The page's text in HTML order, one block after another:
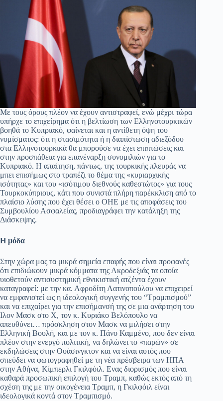
Με τους όρους πλέον να έχουν αντιστραφεί, ενώ μέχρι τώρα
υπήρχε το επιχείρημα ότι η βελτίωση των Ελληνοτουρκικών
βοηθά το Κυπριακό, φαίνεται και η αντίθετη όψη του
νομίσματος: ότι η στασιμότητα ή η διαπίστωση αδιεξόδου
στα Ελληνοτουρκικά θα μπορούσε να έχει επιπτώσεις και
στην προσπάθεια για επανέναρξη συνομιλιών για το
Κυπριακό. Η απαίτηση, πάντως, της τουρκικής πλευράς να
μπει επισήμως στο τραπέζι το θέμα της «κυριαρχικής
ισότητας» και του «ισότιμου διεθνούς καθεστώτος» για τους
Τουρκοκύπριους, κάτι που συνιστά πλήρη παρέκκλιση από το
πλαίσιο λύσης που έχει θέσει ο ΟΗΕ με τις αποφάσεις του
Συμβουλίου Ασφαλείας, προδιαγράφει την κατάληξη της
Διάσκεψης.
Η μόδα
Στην χώρα μας τα μικρά σημεία επαφής που είναι προφανές
ότι επιδιώκουν μικρά κόμματα της Ακροδεξιάς τα οποία
υιοθετούν αντισυστημική εθνικιστική ατζέντα έχουν
καταγραφεί: με την κα. Αφροδίτη Λατινοπούλου να επιχειρεί
να εμφανιστεί ως η ιδεολογική συγγενής του “Τραμπισμού”
και να επιχαίρει για την επισήμανσή της σε μια ανάρτηση του
Ιλον Μασκ στο Χ, τον κ. Κυριάκο Βελόπουλο να
απευθύνει… πρόσκληση στον Μασκ να μιλήσει στην
Ελληνική Βουλή, και με τον κ. Πάνο Καμμένο, που δεν είναι
πλέον στην ενεργό πολιτική, να δηλώνει το «παρών» σε
εκδηλώσεις στην Ουάσινγκτον και να είναι αυτός που
σπεύδει να φωτογραφηθεί με τη νέα πρέσβειρα των ΗΠΑ
στην Αθήνα, Κίμπερλι Γκιλφόιλ. Ενας διορισμός που είναι
καθαρά προσωπική επιλογή του Τραμπ, καθώς εκτός από τη
σχέση της με την οικογένεια Τραμπ, η Γκιλφόιλ είναι
ιδεολογικά κοντά στον Τραμπισμό.